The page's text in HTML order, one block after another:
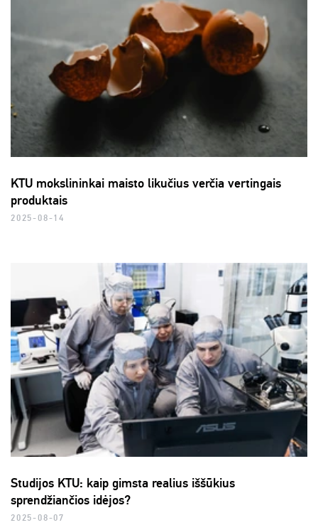
KTU mokslininkai maisto likučius verčia vertingais
produktais
2025-08-14
Studijos KTU: kaip gimsta realius iššūkius
sprendžiančios idėjos?
2025-08-07